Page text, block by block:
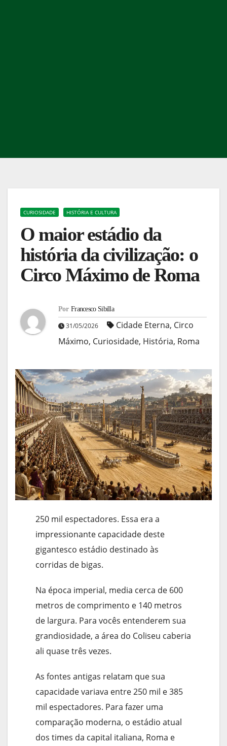
CURIOSIDADE HISTÓRIA E CULTURA
O maior estádio da
história da civilização: o
Circo Máximo de Roma
Por Francesco Sibilla
31/05/2026 Cidade Eterna, Circo
Máximo, Curiosidade, História, Roma
250 mil espectadores. Essa era a
impressionante capacidade deste
gigantesco estádio destinado às
corridas de bigas.
Na época imperial, media cerca de 600
metros de comprimento e 140 metros
de largura. Para vocês entenderem sua
grandiosidade, a área do Coliseu caberia
ali quase três vezes.
As fontes antigas relatam que sua
capacidade variava entre 250 mil e 385
mil espectadores. Para fazer uma
comparação moderna, o estádio atual
dos times da capital italiana, Roma e